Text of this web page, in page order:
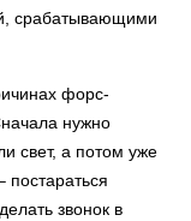
срабатывающими
форс-
нужно
свет, а потом уже
постараться
звонок в